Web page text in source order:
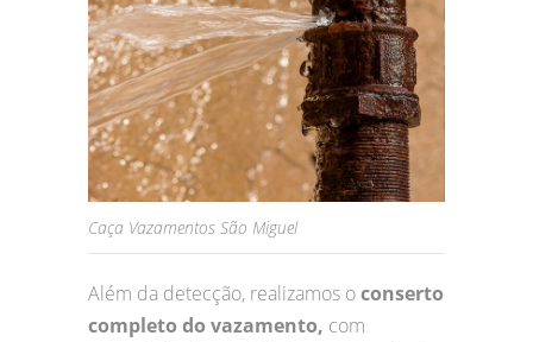
Caça Vazamentos São Miguel
Além da detecção, realizamos oconserto
completo do vazamento, com